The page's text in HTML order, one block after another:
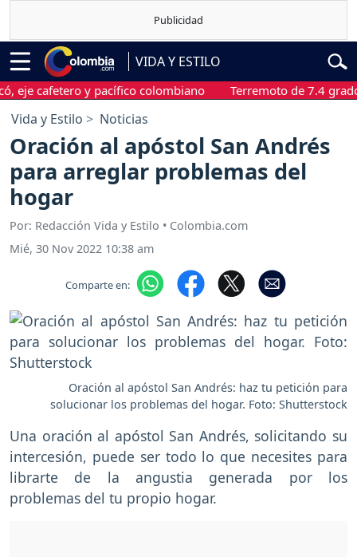
VIDA Y ESTILO
y pacífico colombiano Terremoto de 7.4 grados
Vida y Estilo Noticias
Oración al apóstol San Andrés
para arreglar problemas del
hogar
Por: Redacción Vida y Estilo • Colombia.com
Mié, 30 Nov 2022 10:38 am
Comparte en:
Oración al apóstol San Andrés: haz tu petición para
solucionar los problemas del hogar. Foto: Shutterstock
Una oración al apóstol San Andrés, solicitando su
intercesión, puede ser todo lo que necesites para
librarte de la angustia generada por los
problemas del tu propio hogar.